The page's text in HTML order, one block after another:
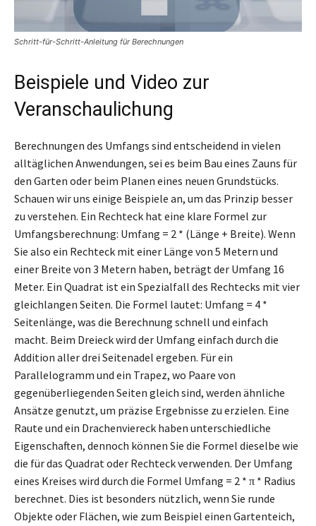
Schritt-für-Schritt-Anleitung für Berechnungen
Beispiele und Video zur
Veranschaulichung
Berechnungen des Umfangs sind entscheidend in vielen
alltäglichen Anwendungen, sei es beim Bau eines Zauns für
den Garten oder beim Planen eines neuen Grundstücks.
Schauen wir uns einige Beispiele an, um das Prinzip besser
zu verstehen. Ein Rechteck hat eine klare Formel zur
Umfangsberechnung: Umfang = 2 * (Länge + Breite). Wenn
Sie also ein Rechteck mit einer Länge von 5 Metern und
einer Breite von 3 Metern haben, beträgt der Umfang 16
Meter. Ein Quadrat ist ein Spezialfall des Rechtecks mit vier
gleichlangen Seiten. Die Formel lautet: Umfang = 4 *
Seitenlänge, was die Berechnung schnell und einfach
macht. Beim Dreieck wird der Umfang einfach durch die
Addition aller drei Seitenadel ergeben. Für ein
Parallelogramm und ein Trapez, wo Paare von
gegenüberliegenden Seiten gleich sind, werden ähnliche
Ansätze genutzt, um präzise Ergebnisse zu erzielen. Eine
Raute und ein Drachenviereck haben unterschiedliche
Eigenschaften, dennoch können Sie die Formel dieselbe wie
die für das Quadrat oder Rechteck verwenden. Der Umfang
eines Kreises wird durch die Formel Umfang = 2 * π * Radius
berechnet. Dies ist besonders nützlich, wenn Sie runde
Objekte oder Flächen, wie zum Beispiel einen Gartenteich,